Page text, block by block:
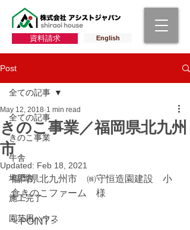
資料請求 English
Post
全ての記事
きのこ事業
牛舎
堆肥舎
施工完了
園芸用ハウス
全ての記事
きのこ事業／福岡県北九州
市
May 12, 2018 1 min read
Updated: Feb 18, 2021
福岡県北九州市　㈱守恒造園建設　小
倉きのこファーム　様
＜POINT＞